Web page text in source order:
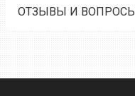
ОТЗЫВЫ И ВОПРОСЫ